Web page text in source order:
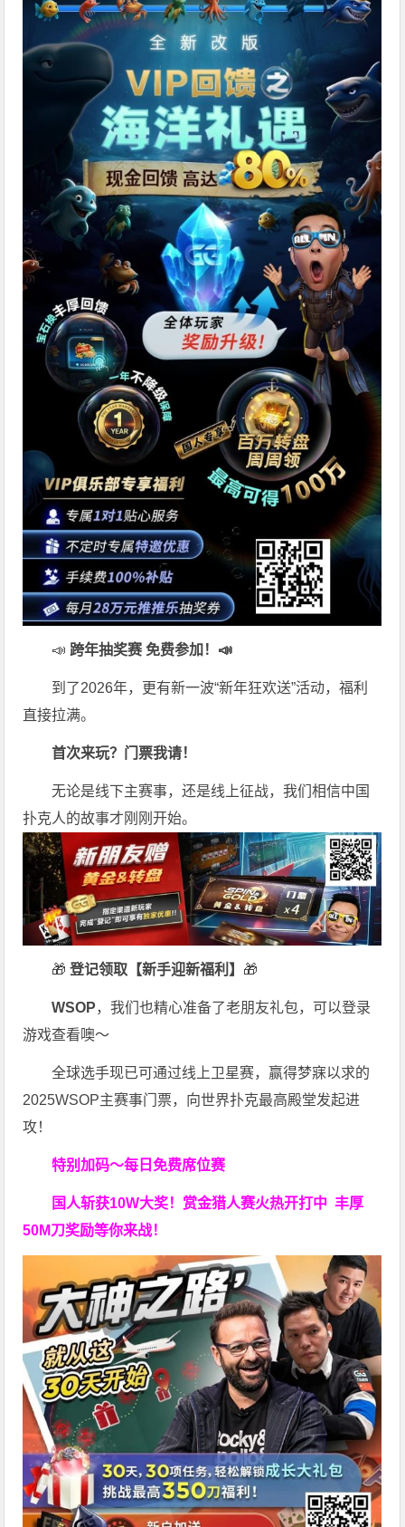
📣 跨年抽奖赛 免费参加 ！📣
到了2026年，更有新一波“新年狂欢送”活动，福利
直接拉满。
首次来玩？门票我请！
无论是线下主赛事，还是线上征战，我们相信中国
扑克人的故事才刚刚开始。
🎁 登记领取【新手迎新福利】 🎁
WSOP，我们也精心准备了老朋友礼包，可以登录
游戏查看噢～
全球选手现已可通过线上卫星赛，赢得梦寐以求的
2025WSOP主赛事门票，向世界扑克最高殿堂发起进
攻！
特别加码～每日免费席位赛
国人斩获10W大奖！ 赏金猎人赛火热开打中 丰厚
50M刀奖励等你来战！